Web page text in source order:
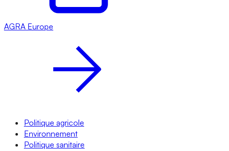
AGRA Europe
Politique agricole
Environnement
Politique sanitaire